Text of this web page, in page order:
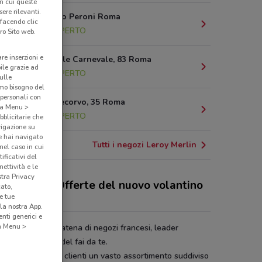
Via Giacomo Peroni Roma
15.1 km
APERTO
Via Emanuele Carnevale, 83 Roma
15.2 km
APERTO
Via B. Pontecorvo, 35 Roma
15.6 km
APERTO
Tutti i negozi Leroy Merlin
e le Offerte del nuovo volantino
Merlin
Merlin
è una catena di negozi francesi, leader
nel mercato del fai da te.
offre ai suoi clienti un vasto assortimento suddiviso
rilevanti.
clic
Sito web.
inserzioni e
grazie ad
bisogno del
con
Menu >
che
su
hai navigato
caso in cui
del
e le
Privacy
tue
nostra App.
generici e
Menu >